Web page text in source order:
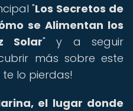
"Los Secretos de
se Alimentan los
Solar" y a seguir
más sobre este
lo pierdas!
el lugar donde